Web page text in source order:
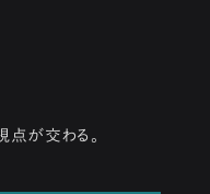
点が交わる。